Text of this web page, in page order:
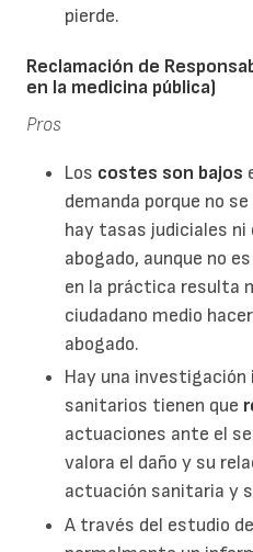
pierde.
Reclamación de
en la medicina pública)
Pros
Los costes son bajos
demanda porque no
hay tasas judiciales
abogado, aunque no
en la práctica resulta
ciudadano medio
abogado.
Hay una investigación
sanitarios tienen que
actuaciones ante el
valora el daño y su
actuación sanitaria y
A través del estudio